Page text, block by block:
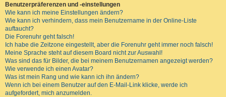
Benutzerpräferenzen und -einstellungen
Wie kann ich meine Einstellungen ändern?
Wie kann ich verhindern, dass mein Benutzername in der Online-Liste
auftaucht?
Die Forenuhr geht falsch!
Ich habe die Zeitzone eingestellt, aber die Forenuhr geht immer noch falsch!
Meine Sprache steht auf diesem Board nicht zur Auswahl!
Was sind das für Bilder, die bei meinem Benutzernamen angezeigt werden?
Wie verwende ich einen Avatar?
Was ist mein Rang und wie kann ich ihn ändern?
Wenn ich bei einem Benutzer auf den E-Mail-Link klicke, werde ich
aufgefordert, mich anzumelden.